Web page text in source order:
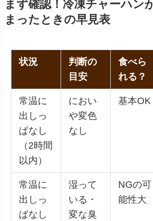
まず確認！冷凍チャーハン
まったときの早見表
状況
判断の
目安
食べら
れる？
常温に
出しっ
ぱなし
（2時間
以内）
におい
や変色
なし
基本OK
常温に
出しっ
ぱなし
湿って
いる・
変な臭
NGの可
能性大